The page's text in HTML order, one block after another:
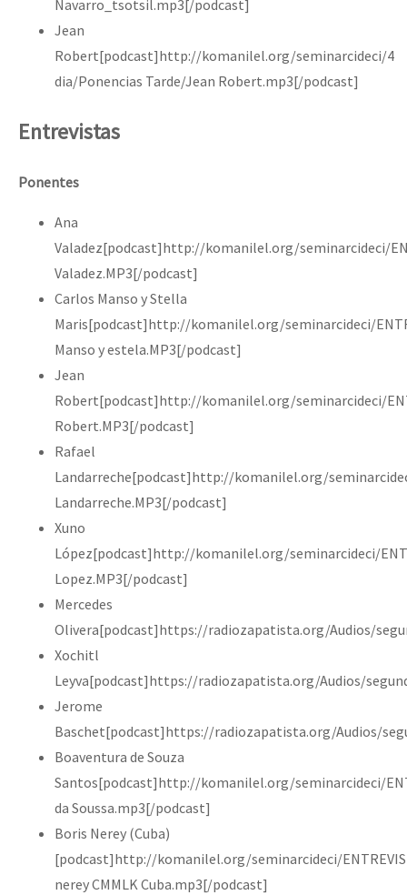
Navarro_tsotsil.mp3[/podcast]
Jean
Robert[podcast]http://komanilel.org/seminarcideci/4
dia/Ponencias Tarde/Jean Robert.mp3[/podcast]
Entrevistas
Ponentes
Ana
Valadez[podcast]http://komanilel.org/seminarcideci/
Valadez.MP3[/podcast]
Carlos Manso y Stella
Maris[podcast]http://komanilel.org/seminarcideci/
Manso y estela.MP3[/podcast]
Jean
Robert[podcast]http://komanilel.org/seminarcideci/
Robert.MP3[/podcast]
Rafael
Landarreche[podcast]http://komanilel.org/
Landarreche.MP3[/podcast]
Xuno
López[podcast]http://komanilel.org/seminarcideci/
Lopez.MP3[/podcast]
Mercedes
Olivera[podcast]https://radiozapatista.org/Audios/
Xochitl
Leyva[podcast]https://radiozapatista.org/Audios/
Jerome
Baschet[podcast]https://radiozapatista.org/Audios/
Boaventura de Souza
Santos[podcast]http://komanilel.org/seminarcideci/
da Soussa.mp3[/podcast]
Boris Nerey (Cuba)
[podcast]http://komanilel.org/seminarcideci/
nerey CMMLK Cuba.mp3[/podcast]